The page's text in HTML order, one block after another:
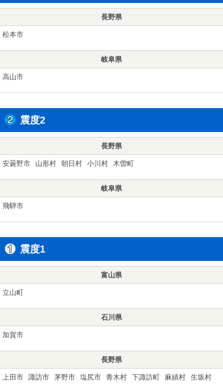
長野県
松本市
岐阜県
高山市
震度2
長野県
安曇野市 山形村 朝日村 小川村 木曽町
岐阜県
飛騨市
震度1
富山県
立山町
石川県
加賀市
長野県
上田市 諏訪市 茅野市 塩尻市 青木村 下諏訪町 麻績村
生坂村